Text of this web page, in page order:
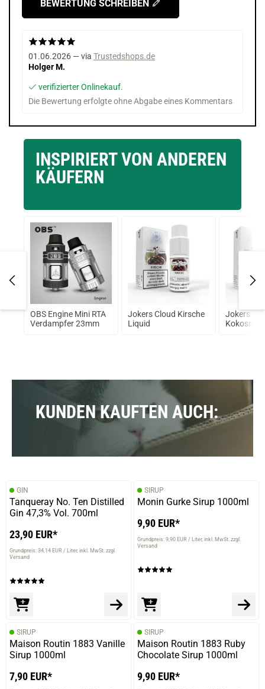
BEWERTUNG SCHREIBEN
01.06.2026 — via Trustedshops.de
Holger M.
verifizierter Onlinekauf.
Die Bewertung erfolgte ohne Abgabe eines Kommentars
INSPIRIERT VON ANDEREN
KÄUFERN
OBS Engine Mini RTA
Verdampfer 23mm
Jokers Cloud Kirsche
Liquid
Jokers
KUNDEN KAUFTEN AUCH:
GIN
Tanqueray No. Ten Distilled
Gin 47,3% Vol. 700ml
23,90 EUR*
Grundpreis: 34,14 EUR / Liter inkl. MwSt. zzgl.
Versand
SIRUP
Monin Gurke Sirup 1000ml
9,90 EUR*
Grundpreis: 9,90 EUR / Liter inkl. MwSt. zzgl.
Versand
SIRUP
Maison Routin 1883 Vanille
Sirup 1000ml
7,90 EUR*
SIRUP
Maison Routin 1883 Ruby
Chocolate Sirup 1000ml
9,90 EUR*